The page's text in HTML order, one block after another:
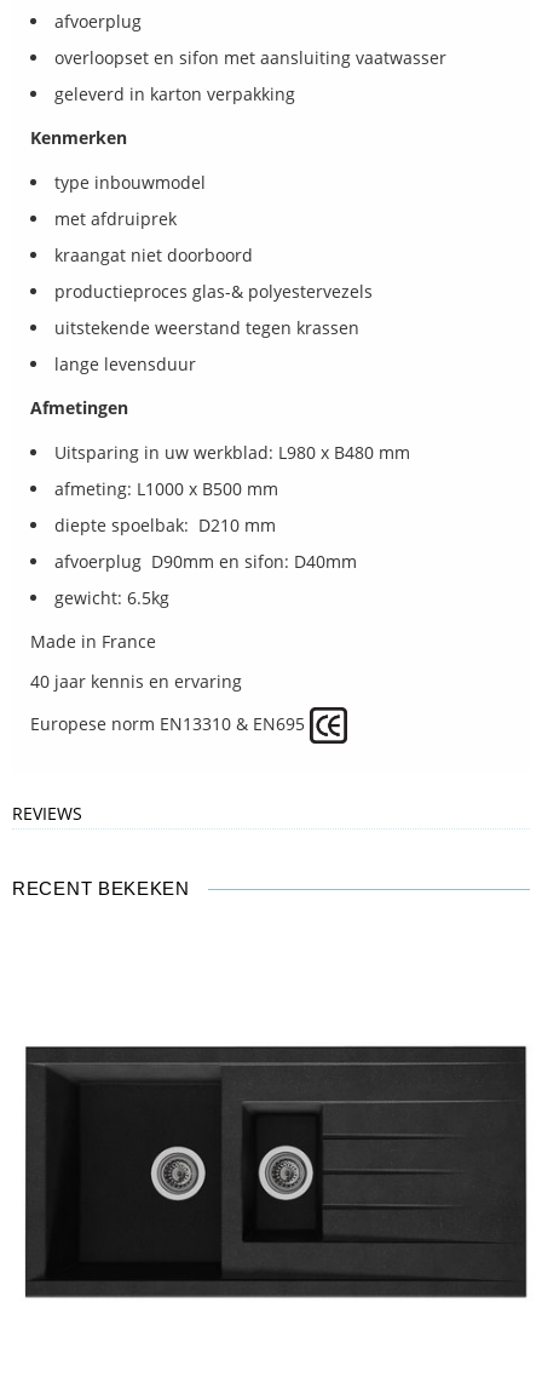
afvoerplug
overloopset en sifon met aansluiting vaatwasser
geleverd in karton verpakking
Kenmerken
type inbouwmodel
met afdruiprek
kraangat niet doorboord
productieproces glas-& polyestervezels
uitstekende weerstand tegen krassen
lange levensduur
Afmetingen
Uitsparing in uw werkblad: L980 x B480 mm
afmeting: L1000 x B500 mm
diepte spoelbak: D210 mm
afvoerplug D90mm en sifon: D40mm
gewicht: 6.5kg
Made in France
40 jaar kennis en ervaring
Europese norm EN13310 & EN695
REVIEWS
RECENT BEKEKEN